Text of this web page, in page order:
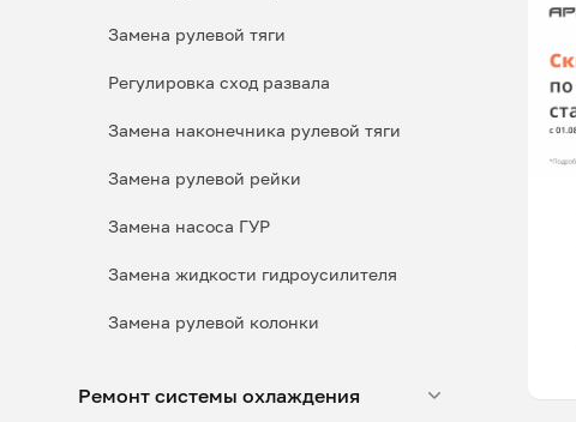
Замена рулевой тяги
Регулировка сход развала
Замена наконечника рулевой тяги
Замена рулевой рейки
Замена насоса ГУР
Замена жидкости гидроусилителя
Замена рулевой колонки
Ремонт системы охлаждения